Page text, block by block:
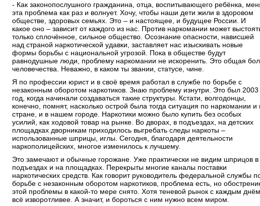
- Как законопослушного гражданина, отца, воспитывающего ребёнка,
эта проблема как раз и волнует. Хочу, чтобы наши дети жили в здоровом
обществе, здоровых семьях. Это – и настоящее, и будущее России. И
какое оно – зависит от каждого из нас. Против наркомании может
только сплочённое, сильное общество. Осознание опасности, нависшей
над страной наркотической удавки, заставляет нас изыскивать новые
формы борьбы с национальной угрозой. Пока в обществе будут
равнодушные люди, проблему наркомании не искоренить. Это общая
человечества. Неважно, в каком ты звании, статусе, чине.
Я по профессии юрист и в своё время работал в службе по борьбе с
незаконным оборотом наркотиков. Знаю проблему изнутри. Это был 2003
год, когда начинали создаваться такие структуры. Кстати, волгодонцы,
конечно, помнят, насколько острой была тогда ситуация по наркомании и
стране, и в нашем городе. Наркотики можно было купить без особых
усилий, как ходовой товар на рынке. Во дворах, в подъездах, на детских
площадках дворникам приходилось выгребать следы наркоты –
использованные шприцы, иглы. Сегодня, благодаря деятельности
наркополицейских, многое изменилось к лучшему.
Это замечают и обычные горожане. Уже практически не видим шприцов в
подъездах и на площадках. Перекрыты многие каналы поставки
наркотических средств. Как говорит руководитель федеральной службы
борьбе с незаконным оборотом наркотиков, проблема есть, но
этой проблемы в какой-то мере снято. Хотя теневой рынок с каждым днём
всё изворотливее. А значит, и бороться с ним нужно всем миром.